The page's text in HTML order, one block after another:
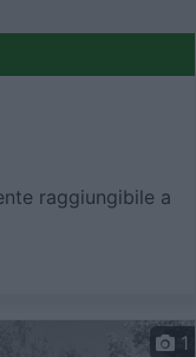
raggiungibile a
1